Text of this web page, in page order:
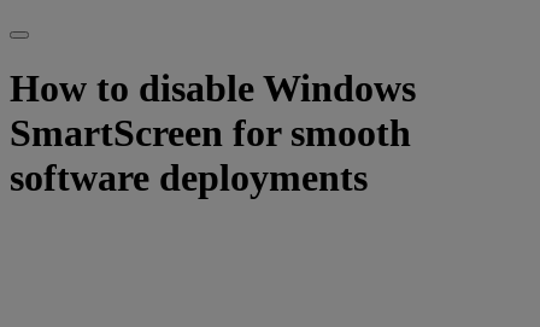
How to disable Windows
SmartScreen for smooth
software deployments